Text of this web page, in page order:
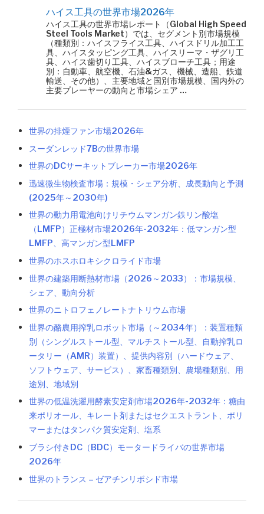
ハイス工具の世界市場2026年
ハイス工具の世界市場レポート（Global High Speed
Steel Tools Market）では、セグメント別市場規模
（種類別：ハイスフライス工具、ハイスドリル加工工
具、ハイスタッピング工具、ハイスリーマ・ザグリ工
具、ハイス歯切り工具、ハイスブローチ工具；用途
別：自動車、航空機、石油&ガス、機械、造船、鉄道
輸送、その他）、主要地域と国別市場規模、国内外の
主要プレーヤーの動向と市場シェア …
世界の排煙ファン市場2026年
スーダンレッド7Bの世界市場
世界のDCサーキットブレーカー市場2026年
迅速微生物検査市場：規模・シェア分析、成長動向と予測
(2025年～2030年)
世界の動力用電池向けリチウムマンガン鉄リン酸塩
（LMFP）正極材市場2026年-2032年：低マンガン型
LMFP、高マンガン型LMFP
世界のホスホロキシクロライド市場
世界の建築用断熱材市場（2026～2033）：市場規模、
シェア、動向分析
世界のニトロフェノレートナトリウム市場
世界の酪農用搾乳ロボット市場（～2034年）：装置種類
別（シングルストール型、マルチストール型、自動搾乳ロ
ータリー（AMR）装置）、提供内容別（ハードウェア、
ソフトウェア、サービス）、家畜種類別、農場種類別、用
途別、地域別
世界の低温洗濯用酵素安定剤市場2026年-2032年：糖由
来ポリオール、キレート剤またはセクエストラント、ポリ
マーまたはタンパク質安定剤、塩系
ブラシ付きDC（BDC）モータードライバの世界市場
2026年
世界のトランス – ゼアチンリボシド市場